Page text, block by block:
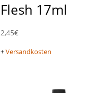
Flesh 17ml
2,45€
+Versandkosten